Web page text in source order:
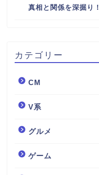
真相と関係を深掘り！
カテゴリー
CM
V系
グルメ
ゲーム